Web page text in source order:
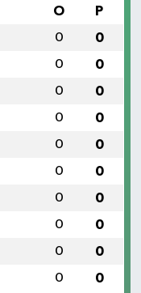
O P
0 0
0 0
0 0
0 0
0 0
0 0
0 0
0 0
0 0
0 0